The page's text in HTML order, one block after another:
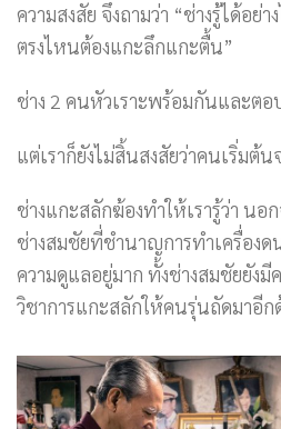
ความสงสัย จึงถามว่า “ช่างรู้ได้อย่
ตรงไหนต้องแกะลึกแกะตื้น”
ช่าง 2 คนหัวเราะพร้อมกันและตอ
แต่เราก็ยังไม่สิ้นสงสัยว่าคนเริ่มต้น
ช่างแกะสลักฆ้องทำให้เรารู้ว่า น
ช่างสมชัยที่ชำนาญการทำเครื่องด
ความดูแลอยู่มาก ทั้งช่างสมชัยยังมี
วิชาการแกะสลักให้คนรุ่นถัดมาอีก